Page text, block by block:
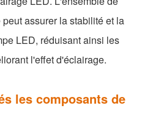
assurer la stabilité et la
LED, réduisant ainsi les
l'effet d'éclairage.
les composants de